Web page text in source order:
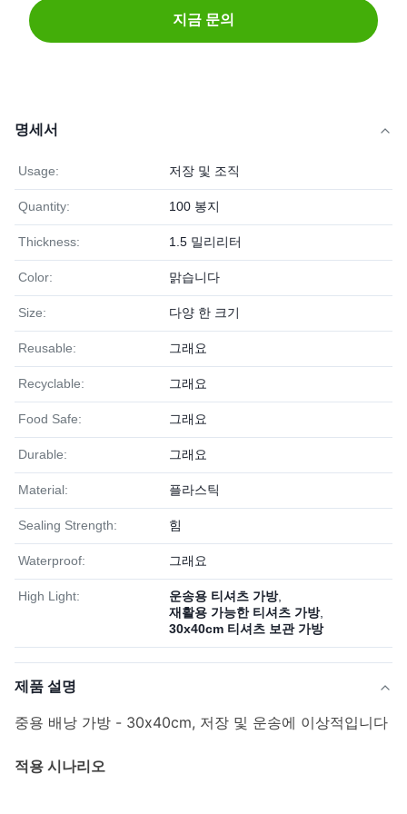
지금 문의
명세서
Usage: 저장 및 조직
Quantity: 100 봉지
Thickness: 1.5 밀리리터
Color: 맑습니다
Size: 다양 한 크기
Reusable: 그래요
Recyclable: 그래요
Food Safe: 그래요
Durable: 그래요
Material: 플라스틱
Sealing Strength: 힘
Waterproof: 그래요
High Light: 운송용 티셔츠 가방,
재활용 가능한 티셔츠 가방,
30x40cm 티셔츠 보관 가방
제품 설명
중용 배낭 가방 - 30x40cm, 저장 및 운송에 이상적입니다
적용 시나리오